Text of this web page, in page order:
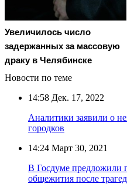
Увеличилось число
задержанных за массовую
драку в Челябинске
Новости по теме
14:58 Дек. 17, 2022
Аналитики заявили о
городков
14:24 Март 30, 2021
В Госдуме предложили
общежития после